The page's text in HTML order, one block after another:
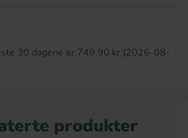
30 dagene er 749.90 kr (2026-08-
produkter